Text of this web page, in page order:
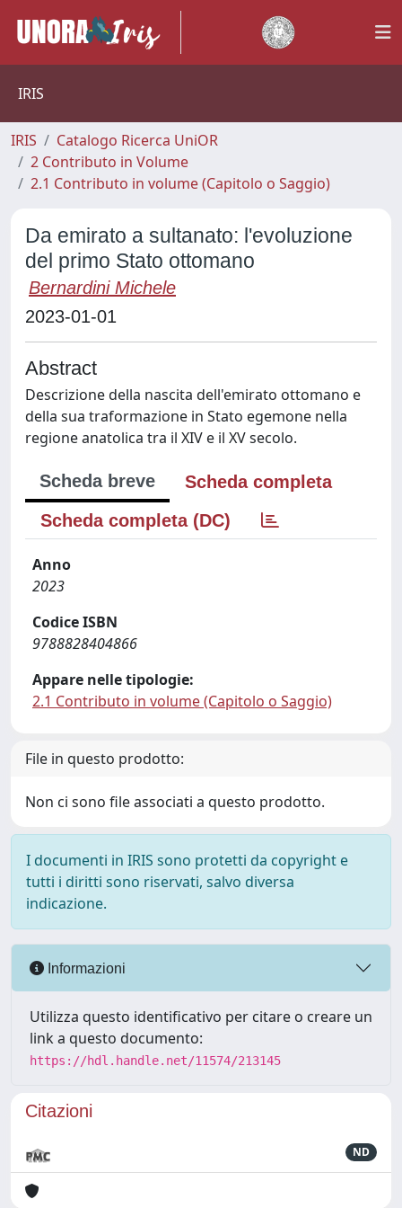
IRIS
IRIS
Catalogo Ricerca UniOR
2 Contributo in Volume
2.1 Contributo in volume (Capitolo o Saggio)
Da emirato a sultanato: l'evoluzione
del primo Stato ottomano
Bernardini Michele
2023-01-01
Abstract
Descrizione della nascita dell'emirato ottomano e
della sua traformazione in Stato egemone nella
regione anatolica tra il XIV e il XV secolo.
Scheda breve
Scheda completa
Scheda completa (DC)
Anno
2023
Codice ISBN
9788828404866
Appare nelle tipologie:
2.1 Contributo in volume (Capitolo o Saggio)
File in questo prodotto:
Non ci sono file associati a questo prodotto.
I documenti in IRIS sono protetti da copyright e
tutti i diritti sono riservati, salvo diversa
indicazione.
Informazioni
Utilizza questo identificativo per citare o creare un
link a questo documento:
https://hdl.handle.net/11574/213145
Citazioni
ND